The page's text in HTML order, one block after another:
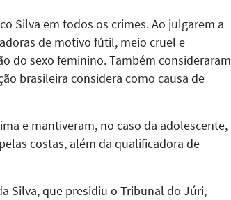
Silva em todos os crimes. Ao julgarem a
de motivo fútil, meio cruel e
do sexo feminino. Também consideraram
brasileira considera como causa de
e mantiveram, no caso da adolescente,
costas, além da qualificadora de
Silva, que presidiu o Tribunal do Júri,